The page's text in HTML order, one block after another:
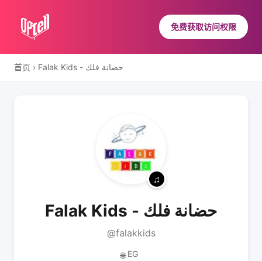
免费获取访问权限
首页 › Falak Kids - حضانة فلك
Falak Kids - حضانة فلك
@falakkids
🌐 EG